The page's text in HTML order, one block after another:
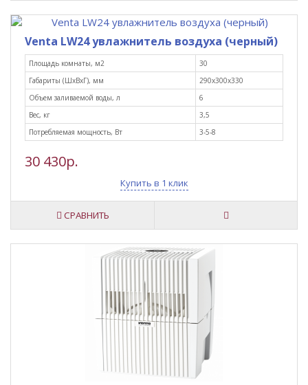
Venta LW24 увлажнитель воздуха (черный)
Площадь комнаты, м2
30
Габариты (ШxВxГ), мм
290х300х330
Объем заливаемой воды, л
6
Вес, кг
3,5
Потребляемая мощность, Вт
3-5-8
30 430р.
Купить в 1 клик
СРАВНИТЬ